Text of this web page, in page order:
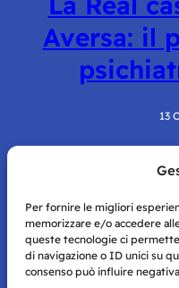
Per fornire le migliori
memorizzare e/o accedere
queste tecnologie ci
di navigazione o ID unici su
consenso può influire
Aversa: il
13